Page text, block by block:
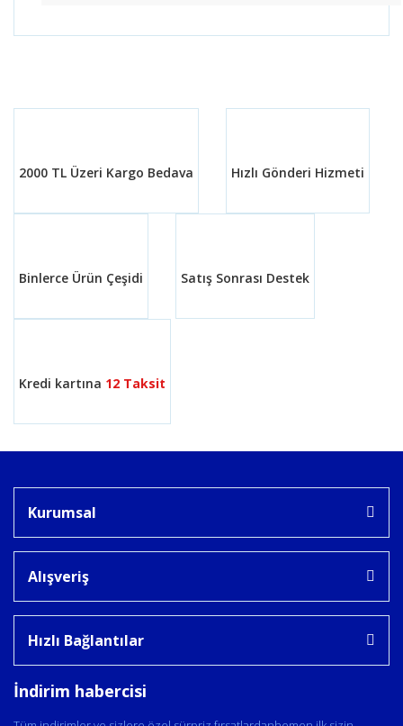
Yorum Yaz
Ürün bilgilerinde hatalar bulunuyor.
2000 TL Üzeri Kargo Bedava Hızlı Gönderi Hizmeti
Binlerce Ürün Çeşidi Satış Sonrası Destek
Kredi kartına 12 Taksit
Kurumsal
Alışveriş
Hızlı Bağlantılar
İndirim habercisi